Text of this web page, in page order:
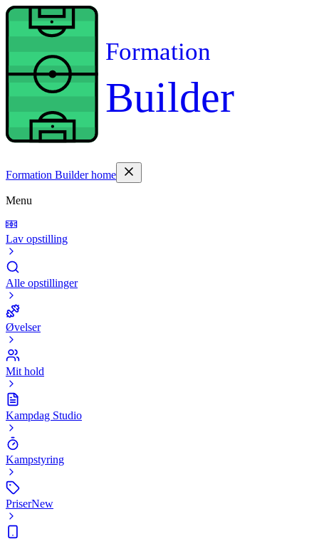
Formation
Builder
Formation Builder home
Menu
Lav opstilling
Alle opstillinger
Øvelser
Mit hold
Kampdag Studio
Kampstyring
PriserNew